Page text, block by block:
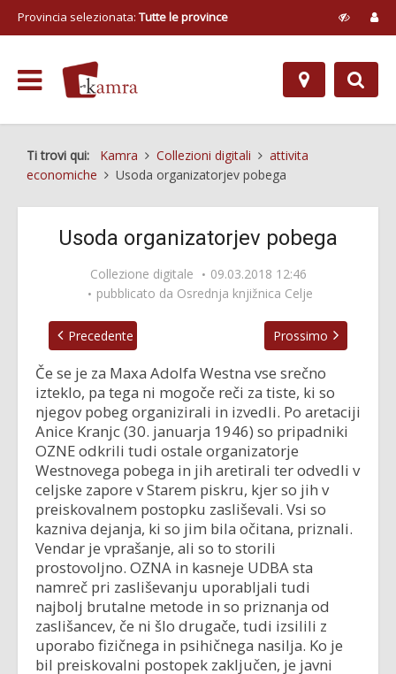
Provincia selezionata: Tutte le province
Ti trovi qui: Kamra Collezioni digitali
attivita
economiche
Usoda organizatorjev pobega
Usoda organizatorjev pobega
Collezione digitale
09.03.2018 12:46
pubblicato da Osrednja knjižnica Celje
Precedente Prossimo
Če se je za Maxa Adolfa Westna vse srečno
izteklo, pa tega ni mogoče reči za tiste, ki so
njegov pobeg organizirali in izvedli. Po aretaciji
Anice Kranjc (30. januarja 1946) so pripadniki
OZNE odkrili tudi ostale organizatorje
Westnovega pobega in jih aretirali ter odvedli v
celjske zapore v Starem piskru, kjer so jih v
preiskovalnem postopku zasliševali. Vsi so
kazniva dejanja, ki so jim bila očitana, priznali.
Vendar je vprašanje, ali so to storili
prostovoljno. OZNA in kasneje UDBA sta
namreč pri zasliševanju uporabljali tudi
najbolj brutalne metode in so priznanja od
zaslišancev, če ni šlo drugače, tudi izsilili z
uporabo fizičnega in psihičnega nasilja. Ko je
bil preiskovalni postopek zaključen, je javni